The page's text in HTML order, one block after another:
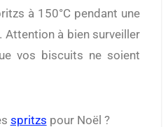
à 150°C pendant une
Attention à bien surveiller
vos biscuits ne soient
spritzs pour Noël ?